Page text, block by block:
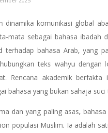
dinamika komunikasi global
mata sebagai bahasa ibadah
terhadap bahasa Arab, yang
teks wahyu
Rencana akademik
bahasa yang bukan sahaja
dan yang paling asas,
populasi Muslim. Ia adalah